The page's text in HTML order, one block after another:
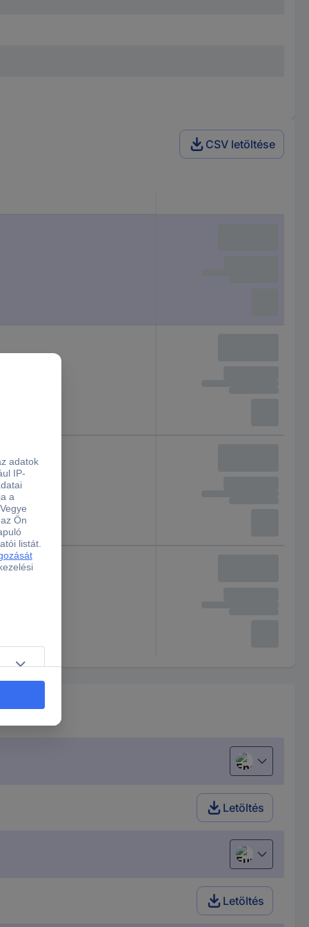
CSV letöltése
English
Letöltés
European
Letöltés